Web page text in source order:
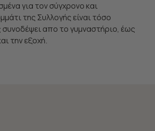
για τον σύγχρονο και
της Συλλογής είναι τόσο
απο το γυμναστήριο, έως
την εξοχή.